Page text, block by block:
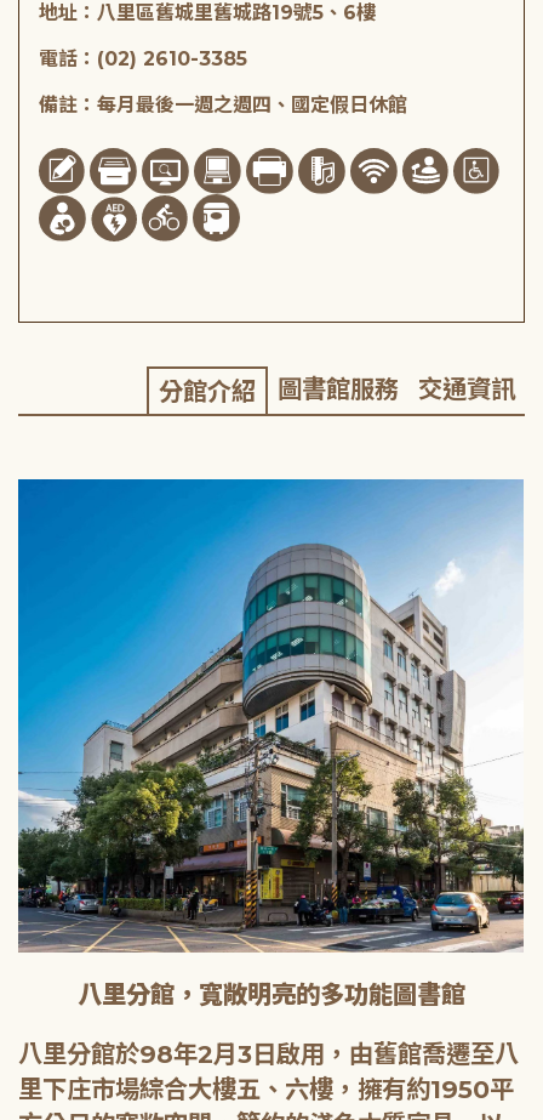
地址：八里區舊城里舊城路19號5、6樓
電話：(02) 2610-3385
備註：每月最後一週之週四、國定假日休館
分館介紹 圖書館服務 交通資訊
八里分館，寬敞明亮的多功能圖書館
八里分館於98年2月3日啟用，由舊館喬遷至八
里下庄市場綜合大樓五、六樓，擁有約1950平